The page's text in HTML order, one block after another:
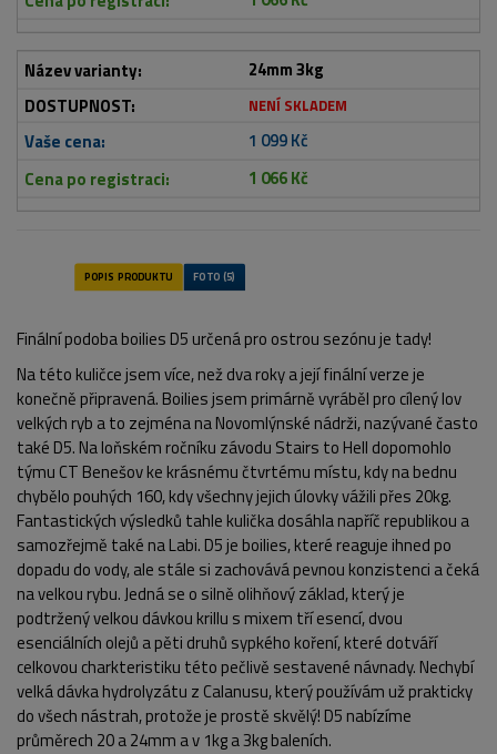
24mm 3kg
NENÍ SKLADEM
1 099 Kč
1 066 Kč
Finální podoba boilies D5 určená pro ostrou sezónu je tady!
Na této kuličce jsem více, než dva roky a její finální verze je
konečně připravená. Boilies jsem primárně vyráběl pro cílený lov
velkých ryb a to zejména na Novomlýnské nádrži, nazývané často
také D5. Na loňském ročníku závodu Stairs to Hell dopomohlo
týmu CT Benešov ke krásnému čtvrtému místu, kdy na bednu
chybělo pouhých 160, kdy všechny jejich úlovky vážili přes 20kg.
Fantastických výsledků tahle kulička dosáhla napříč republikou a
samozřejmě také na Labi. D5 je boilies, které reaguje ihned po
dopadu do vody, ale stále si zachovává pevnou konzistenci a čeká
na velkou rybu. Jedná se o silně olihňový základ, který je
podtržený velkou dávkou krillu s mixem tří esencí, dvou
esenciálních olejů a pěti druhů sypkého koření, které dotváří
celkovou charkteristiku této pečlivě sestavené návnady. Nechybí
velká dávka hydrolyzátu z Calanusu, který používám už prakticky
do všech nástrah, protože je prostě skvělý! D5 nabízíme
průměrech 20 a 24mm a v 1kg a 3kg baleních.